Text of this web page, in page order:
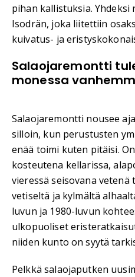
pihan kallistuksia.
Isodrän, joka liitettiin
kuivatus- ja
Salaojaremontti
monessa
Salaojaremontti nousee
silloin, kun perustusten
enää toimi kuten pitäisi.
kosteutena kellarissa,
vieressä seisovana
vetiseltä ja kylmältä
luvun ja 1980-luvun
ulkopuoliset
niiden kunto on syytä
Pelkkä salaojaputken